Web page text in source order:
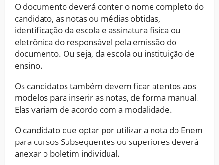
O documento deverá conter o nome completo do
candidato, as notas ou médias obtidas,
identificação da escola e assinatura física ou
eletrônica do responsável pela emissão do
documento. Ou seja, da escola ou instituição de
ensino.
Os candidatos também devem ficar atentos aos
modelos para inserir as notas, de forma manual.
Elas variam de acordo com a modalidade.
O candidato que optar por utilizar a nota do Enem
para cursos Subsequentes ou superiores deverá
anexar o boletim individual.